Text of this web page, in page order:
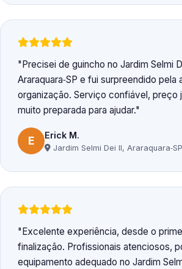
Precisei de guincho no Jardim Selmi
Araraquara‑SP e fui surpreendido pela
organização. Serviço confiável, preço
muito preparada para ajudar.
E Erick M.
Jardim Selmi Dei II, Araraquara‑SP
Excelente experiência, desde o
finalização. Profissionais atenciosos,
equipamento adequado no Jardim